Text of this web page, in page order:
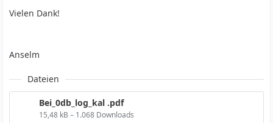
Vielen Dank!
Anselm
Dateien
Bei_0db_log_kal .pdf
15,48 kB – 1.068 Downloads